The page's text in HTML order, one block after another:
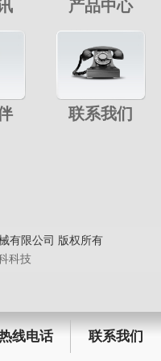
产品中心
联系我们
线电话 联系我们
有限公司 版权所有
科技